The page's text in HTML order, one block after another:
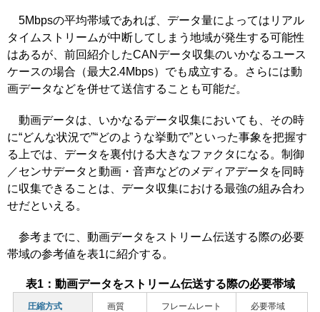
5Mbpsの平均帯域であれば、データ量によってはリアル
タイムストリームが中断してしまう地域が発生する可能性
はあるが、前回紹介したCANデータ収集のいかなるユース
ケースの場合（最大2.4Mbps）でも成立する。さらには動
画データなどを併せて送信することも可能だ。
動画データは、いかなるデータ収集においても、その時
に“どんな状況で”“どのような挙動で”といった事象を把握す
る上では、データを裏付ける大きなファクタになる。制御
／センサデータと動画・音声などのメディアデータを同時
に収集できることは、データ収集における最強の組み合わ
せだといえる。
参考までに、動画データをストリーム伝送する際の必要
帯域の参考値を表1に紹介する。
表1：動画データをストリーム伝送する際の必要帯域
圧縮方式 画質 フレームレート 必要帯域